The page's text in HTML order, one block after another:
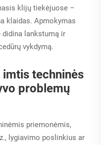
klijų tiekėjuose –
klaidas. Apmokymas
lankstumą ir
vykdymą.
techninės
problemų
priemonėmis,
lygiavimo poslinkius ar